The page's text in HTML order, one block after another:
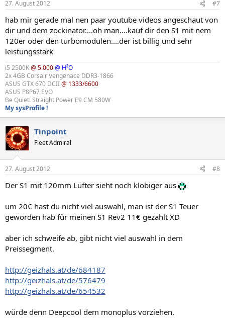
27. August 2012 #7
hab mir gerade mal nen paar youtube videos angeschaut von
dir und dem zockinator....oh man....kauf dir den S1 mit nem
120er oder den turbomodulen....der ist billig und sehr
leistungsstark
i5 2500K@ 5.000@ H²O
2x 4GB Corsair Vengenace DDR3-1866
ASUS GTX 670 DCII@ 1333/6600
ASUS P8P67 EVO
Be Quiet! Straight Power E9 CM 580W
My sysProfile !
Tinpoint
Fleet Admiral
27. August 2012 #8
Der S1 mit 120mm Lüfter sieht noch klobiger aus
um 20€ hast du nicht viel auswahl, man ist der S1 Teuer
geworden hab für meinen S1 Rev2 11€ gezahlt XD
aber ich schweife ab, gibt nicht viel auswahl in dem
Preissegment.
http://geizhals.at/de/684187
http://geizhals.at/de/576479
http://geizhals.at/de/654532
würde denn Deepcool dem monoplus vorziehen.